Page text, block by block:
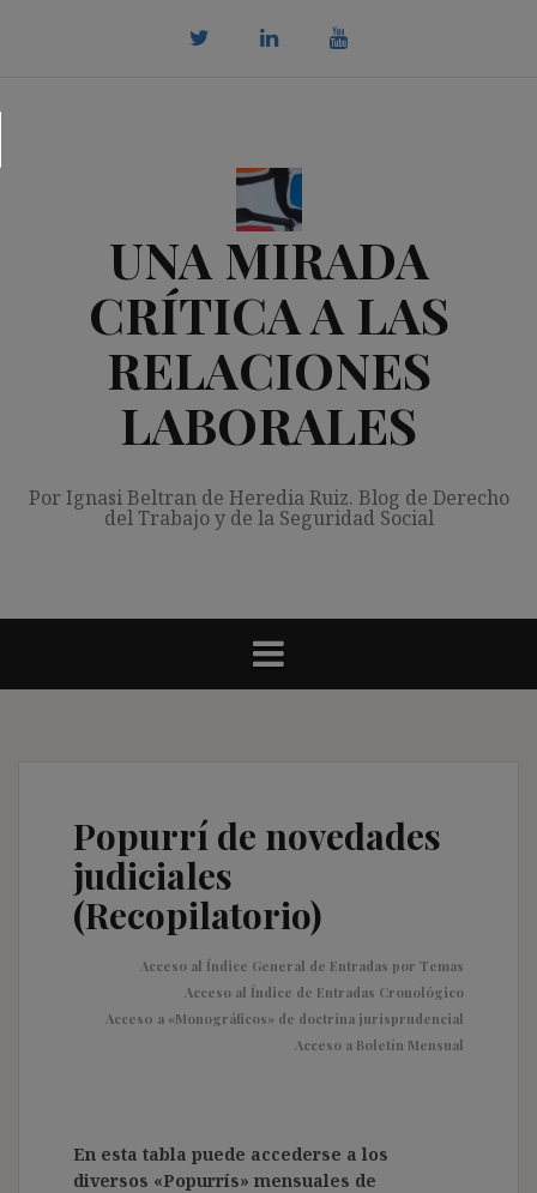
UNA MIRADA
CRÍTICA A LAS
RELACIONES
LABORALES
Por Ignasi Beltran de Heredia Ruiz. Blog de Derecho
del Trabajo y de la Seguridad Social
Popurrí de novedades
judiciales
(Recopilatorio)
Acceso al Índice General de Entradas por Temas
Acceso al Índice de Entradas Cronológico
Acces0 a «Monográficos» de doctrina jurisprudencial
Acceso a Boletín Mensual
En esta tabla puede accederse a los
diversos «Popurrís» mensuales de